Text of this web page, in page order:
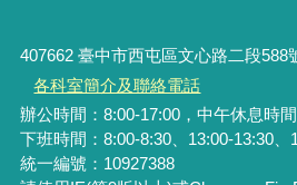
407662 臺中市西屯區文心路二段
各科室簡介及聯絡電話
辦公時間：8:00-17:00，中午休息時
下班時間：8:00-8:30、13:00-13:30、
統一編號 ：10927388